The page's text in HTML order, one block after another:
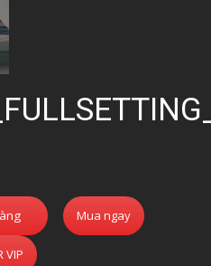
Mua ngay
VIP